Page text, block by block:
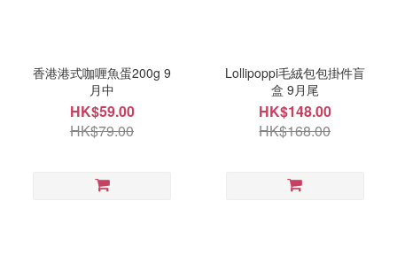
香港港式咖喱魚蛋200g 9
月中
HK$59.00
HK$79.00
Lollipoppi毛絨包包掛件盲
盒 9月尾
HK$148.00
HK$168.00